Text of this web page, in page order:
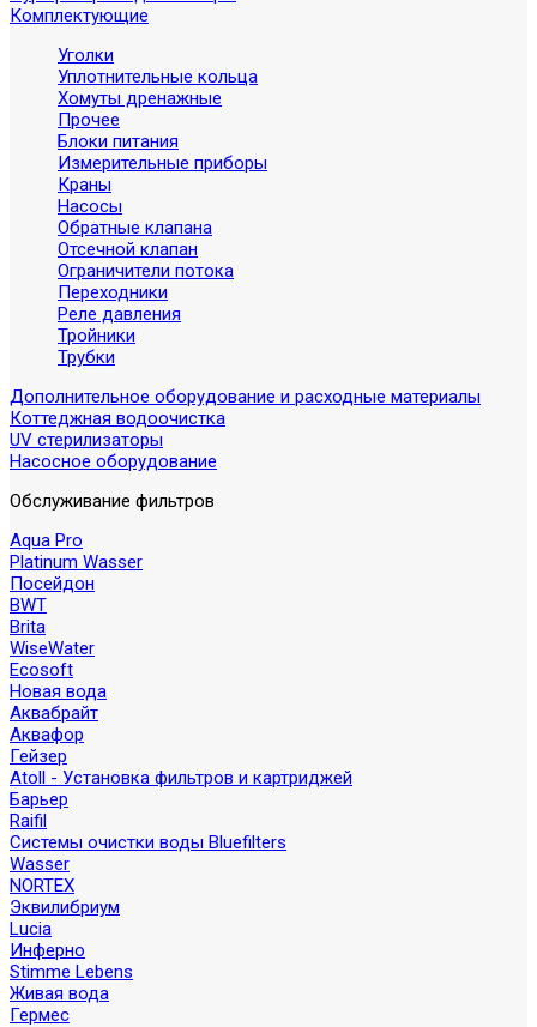
Комплектующие
Уголки
Уплотнительные кольца
Хомуты дренажные
Прочее
Блоки питания
Измерительные приборы
Краны
Насосы
Обратные клапана
Отсечной клапан
Ограничители потока
Переходники
Реле давления
Тройники
Трубки
Дополнительное оборудование и расходные материалы
Коттеджная водоочистка
UV стерилизаторы
Насосное оборудование
Обслуживание фильтров
Aqua Pro
Platinum Wasser
Посейдон
BWT
Brita
WiseWater
Ecosoft
Новая вода
Аквабрайт
Аквафор
Гейзер
Atoll - Установка фильтров и картриджей
Барьер
Raifil
Системы очистки воды Bluefilters
Wasser
NORTEX
Эквилибриум
Lucia
Инферно
Stimme Lebens
Живая вода
Гермес